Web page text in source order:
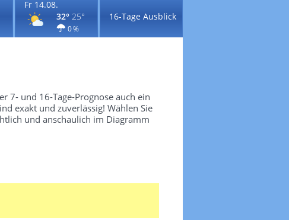
Fr 14.08.
32° 25°
0 %
16-Tage Ausblick
7- und 16-Tage-Prognose auch ein
exakt und zuverlässig! Wählen Sie
und anschaulich im Diagramm